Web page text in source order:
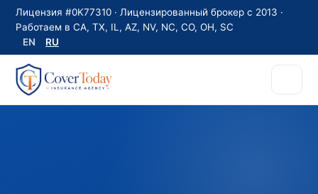
Лицензия #0K77310 · Лицензированный брокер с 2013 ·
Работаем в CA, TX, IL, AZ, NV, NC, CO, OH, SC
EN
RU